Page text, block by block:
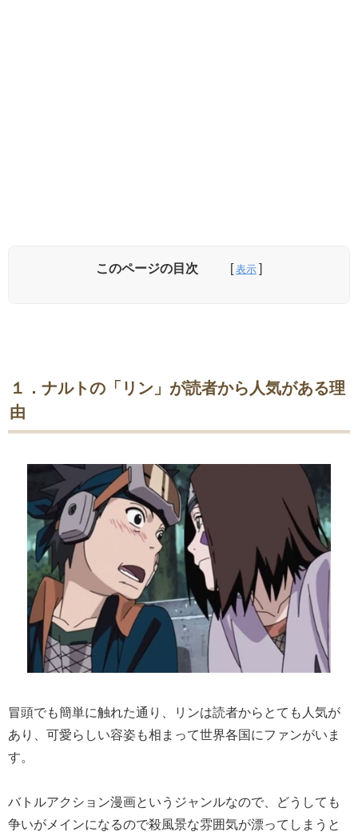
このページの目次
１．ナルトの「リン」が読者から人気がある理
由
冒頭でも簡単に触れた通り、リンは読者からとても人気が
あり、可愛らしい容姿も相まって世界各国にファンがいま
す。
バトルアクション漫画というジャンルなので、どうしても
争いがメインになるので殺風景な雰囲気が漂ってしまうと